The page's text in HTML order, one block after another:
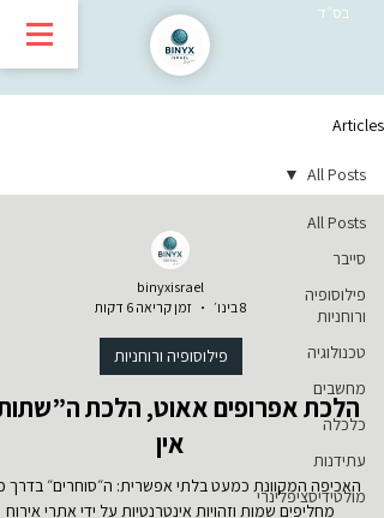
בס״ד
Articles
All Posts
סייבר
פילוסופיה
ורוחניות
טכנולוגיה
מחשבים
כלכלה
עתידנות
מולטידיסציפלינרי
All Posts
binyxisrael
8 בינו׳
זמן קריאה 6 דקות
פילוסופיה ורוחניות
הלכת אפרופים אאוט, הלכת
אין
האכיפה המקוונת כמעט בלתי אפשרית: ה״סוחרים״ בדרך
מחליפים שמות וזהויות אינטרנטיות על ידי אתרי אירוח